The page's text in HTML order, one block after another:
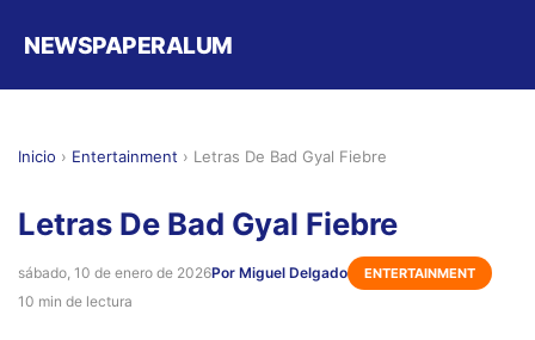
NEWSPAPERALUM
Inicio › Entertainment › Letras De Bad Gyal Fiebre
Letras De Bad Gyal Fiebre
sábado, 10 de enero de 2026Por Miguel Delgado ENTERTAINMENT
10 min de lectura